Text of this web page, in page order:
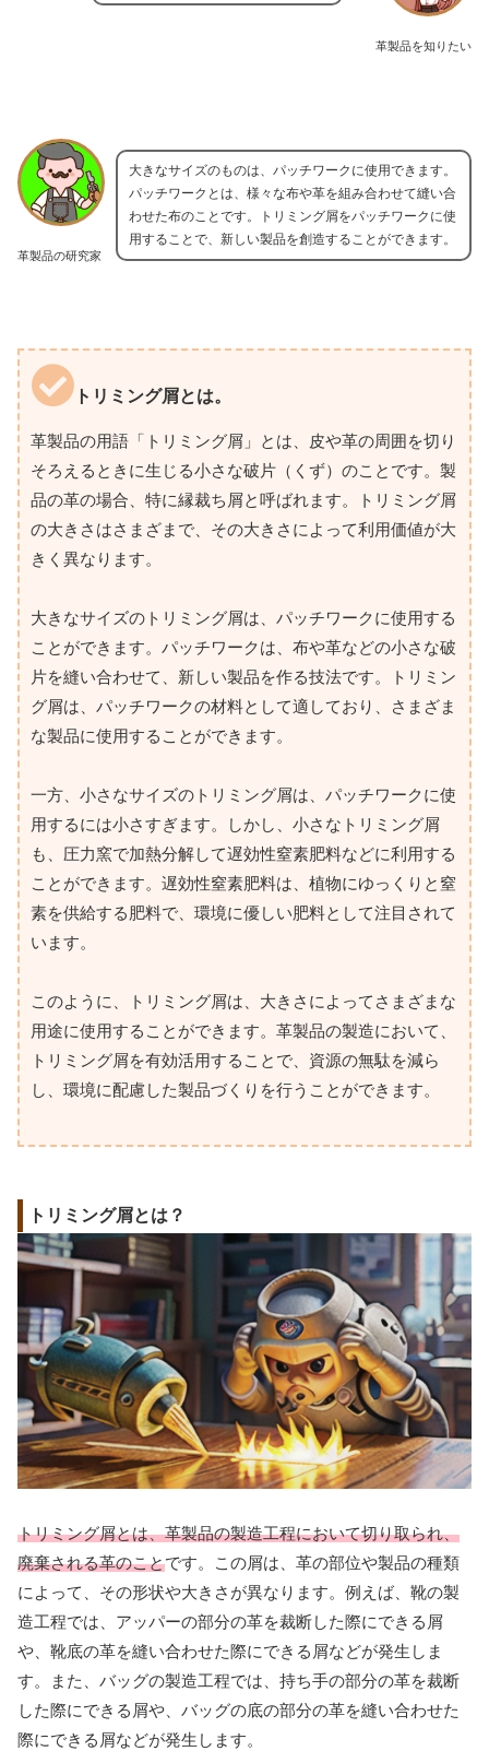
革製品を知りたい
革製品の研究家
大きなサイズのものは、パッチワークに使用できます。
パッチワークとは、様々な布や革を組み合わせて縫い合
わせた布のことです。トリミング屑をパッチワークに使
用することで、新しい製品を創造することができます。
トリミング屑とは。
革製品の用語「トリミング屑」とは、皮や革の周囲を切り
そろえるときに生じる小さな破片（くず）のことです。製
品の革の場合、特に縁裁ち屑と呼ばれます。トリミング屑
の大きさはさまざまで、その大きさによって利用価値が大
きく異なります。
大きなサイズのトリミング屑は、パッチワークに使用する
ことができます。パッチワークは、布や革などの小さな破
片を縫い合わせて、新しい製品を作る技法です。トリミン
グ屑は、パッチワークの材料として適しており、さまざま
な製品に使用することができます。
一方、小さなサイズのトリミング屑は、パッチワークに使
用するには小さすぎます。しかし、小さなトリミング屑
も、圧力窯で加熱分解して遅効性窒素肥料などに利用する
ことができます。遅効性窒素肥料は、植物にゆっくりと窒
素を供給する肥料で、環境に優しい肥料として注目されて
います。
このように、トリミング屑は、大きさによってさまざまな
用途に使用することができます。革製品の製造において、
トリミング屑を有効活用することで、資源の無駄を減ら
し、環境に配慮した製品づくりを行うことができます。
トリミング屑とは？
トリミング屑とは、革製品の製造工程において切り取られ、
廃棄される革のことです。この屑は、革の部位や製品の種類
によって、その形状や大きさが異なります。例えば、靴の製
造工程では、アッパーの部分の革を裁断した際にできる屑
や、靴底の革を縫い合わせた際にできる屑などが発生しま
す。また、バッグの製造工程では、持ち手の部分の革を裁断
した際にできる屑や、バッグの底の部分の革を縫い合わせた
際にできる屑などが発生します。